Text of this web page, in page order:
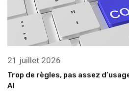
21 juillet 2026
Trop de règles, pas assez
AI